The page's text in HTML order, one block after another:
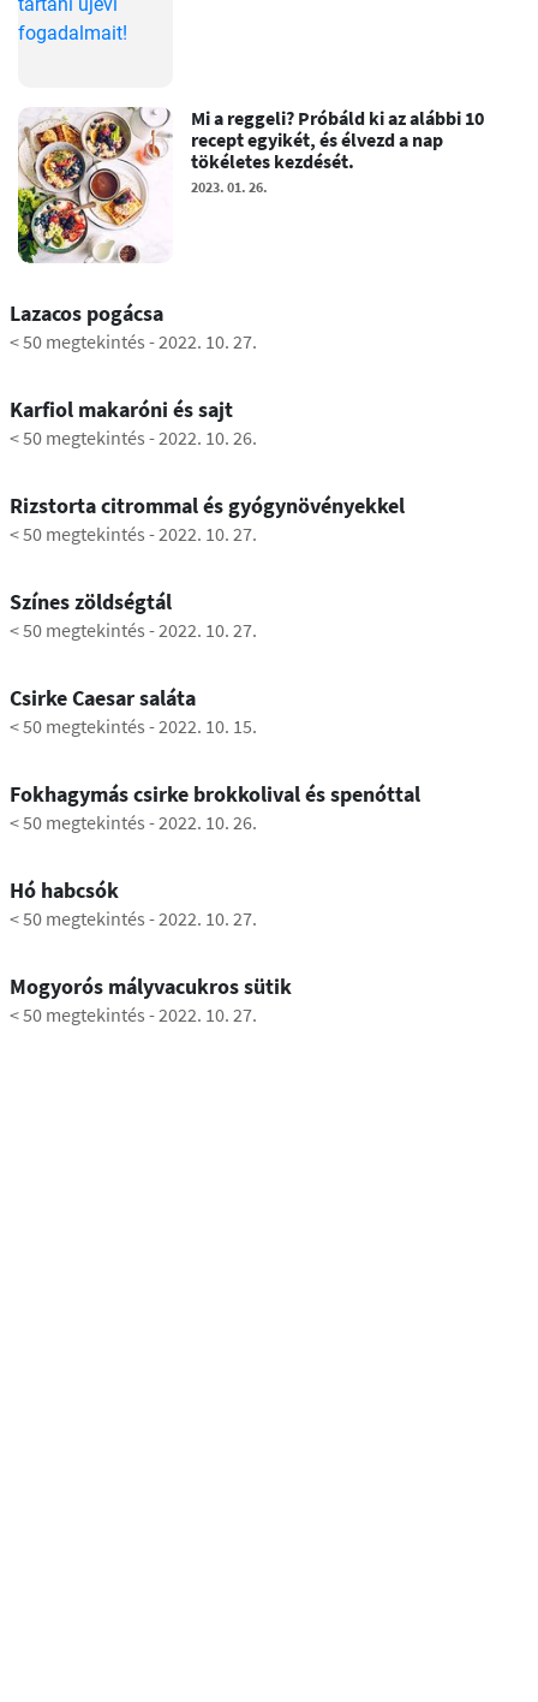
Mi a reggeli? Próbáld ki az alábbi 10
recept egyikét, és élvezd a nap
tökéletes kezdését.
2023. 01. 26.
Lazacos pogácsa
< 50 megtekintés -2022. 10. 27.
Karfiol makaróni és sajt
< 50 megtekintés -2022. 10. 26.
Rizstorta citrommal és gyógynövényekkel
< 50 megtekintés -2022. 10. 27.
Színes zöldségtál
< 50 megtekintés -2022. 10. 27.
Csirke Caesar saláta
< 50 megtekintés -2022. 10. 15.
Fokhagymás csirke brokkolival és spenóttal
< 50 megtekintés -2022. 10. 26.
Hó habcsók
< 50 megtekintés -2022. 10. 27.
Mogyorós mályvacukros sütik
< 50 megtekintés -2022. 10. 27.